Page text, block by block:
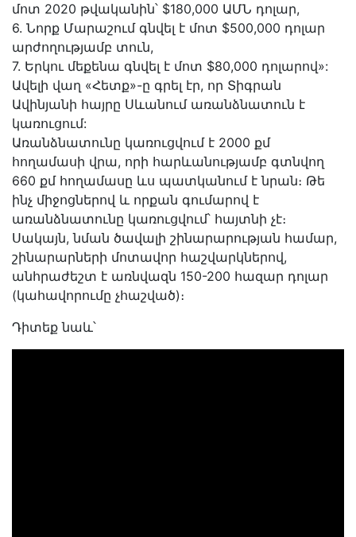
մոտ 2020 թվականին՝ $180,000 ԱՄՆ դոլար,
6. Նորք Մարաշում գնվել է մոտ $500,000 դոլար
արժողությամբ տուն,
7. Երկու մեքենա գնվել է մոտ $80,000 դոլարով»:
Ավելի վաղ «Հետք»-ը գրել էր, որ Տիգրան
Ավինյանի հայրը Սևանում առանձնատուն է
կառուցում:
Առանձնատունը կառուցվում է 2000 քմ
հողամասի վրա, որի հարևանությամբ գտնվող
660 քմ հողամասը ևս պատկանում է նրան։ Թե
ինչ միջոցներով և որքան գումարով է
առանձնատունը կառուցվում՝ հայտնի չէ։
Սակայն, նման ծավալի շինարարության համար,
շինարարների մոտավոր հաշվարկներով,
անհրաժեշտ է առնվազն 150-200 հազար դոլար
(կահավորումը չհաշված)։
Դիտեք նաև՝